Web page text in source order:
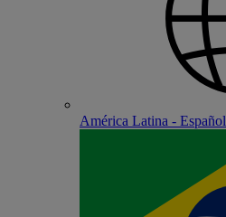
América Latina - Español